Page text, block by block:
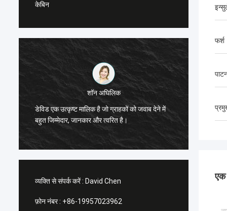
केबिन
शॉन अघिलिक
डेविड एक उत्कृष्ट मालिक है जो ग्राहकों को जवाब देने में
बहुत जिम्मेदार, जानकार और त्वरित है।
के लिए
अनुशंसा
व्यक्ति से संपर्क करें : David Chen
फ़ोन नंबर : +86-19957023962
फर्श
एक